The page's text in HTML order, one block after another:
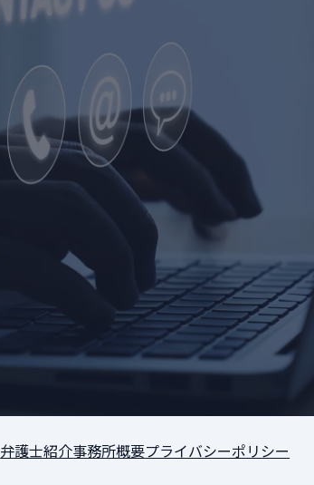
弁護士紹介事務所概要プライバシーポリシー